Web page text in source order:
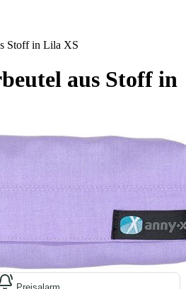
Stoff in Lila XS
aus Stoff in